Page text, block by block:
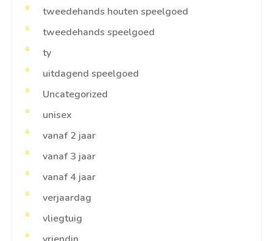
tweedehands houten speelgoed
tweedehands speelgoed
ty
uitdagend speelgoed
Uncategorized
unisex
vanaf 2 jaar
vanaf 3 jaar
vanaf 4 jaar
verjaardag
vliegtuig